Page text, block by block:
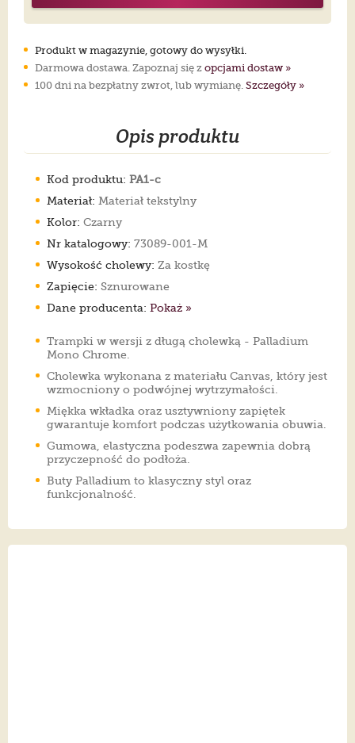
Produkt w magazynie, gotowy do wysyłki.
Darmowa dostawa. Zapoznaj się z opcjami dostaw »
100 dni na bezpłatny zwrot, lub wymianę. Szczegóły »
Opis produktu
Kod produktu: PA1-c
Materiał: Materiał tekstylny
Kolor: Czarny
Nr katalogowy: 73089-001-M
Wysokość cholewy: Za kostkę
Zapięcie: Sznurowane
Dane producenta: Pokaż »
Trampki w wersji z długą cholewką - Palladium
Mono Chrome.
Cholewka wykonana z materiału Canvas, który jest
wzmocniony o podwójnej wytrzymałości.
Miękka wkładka oraz usztywniony zapiętek
gwarantuje komfort podczas użytkowania obuwia.
Gumowa, elastyczna podeszwa zapewnia dobrą
przyczepność do podłoża.
Buty Palladium to klasyczny styl oraz
funkcjonalność.